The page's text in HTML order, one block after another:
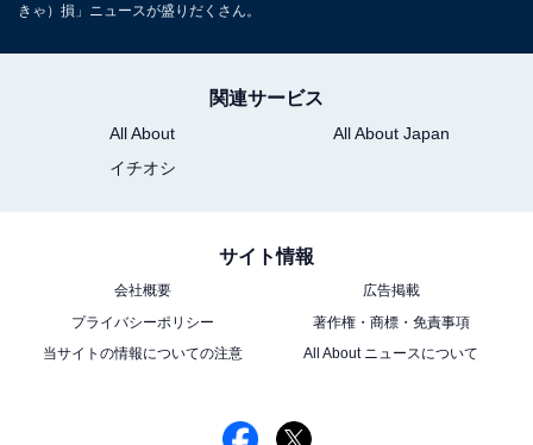
きゃ）損」ニュースが盛りだくさん。
関連サービス
All About
All About Japan
イチオシ
サイト情報
会社概要
広告掲載
プライバシーポリシー
著作権・商標・免責事項
当サイトの情報についての注意
All About ニュースについて